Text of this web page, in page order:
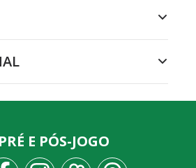
PRÉ E PÓS-JOGO